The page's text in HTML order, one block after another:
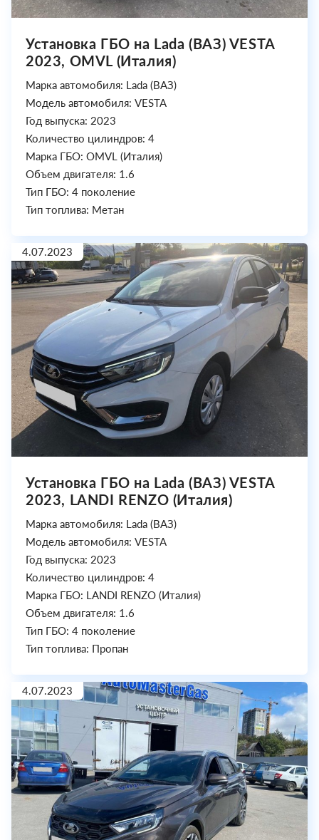
Установка ГБО на Lada (ВАЗ) VESTA
2023, OMVL (Италия)
Марка автомобиля: Lada (ВАЗ)
Модель автомобиля: VESTA
Год выпуска: 2023
Количество цилиндров: 4
Марка ГБО: OMVL (Италия)
Объем двигателя: 1.6
Тип ГБО: 4 поколение
Тип топлива: Метан
4.07.2023
Установка ГБО на Lada (ВАЗ) VESTA
2023, LANDI RENZO (Италия)
Марка автомобиля: Lada (ВАЗ)
Модель автомобиля: VESTA
Год выпуска: 2023
Количество цилиндров: 4
Марка ГБО: LANDI RENZO (Италия)
Объем двигателя: 1.6
Тип ГБО: 4 поколение
Тип топлива: Пропан
4.07.2023